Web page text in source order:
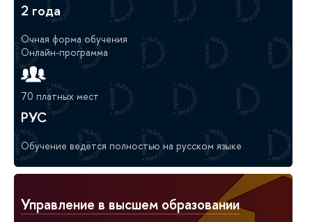
2 года
Очная форма обучения
Онлайн-программа
70 платных мест
РУС
Обучение ведётся полностью на русском языке
Управление в высшем образовании